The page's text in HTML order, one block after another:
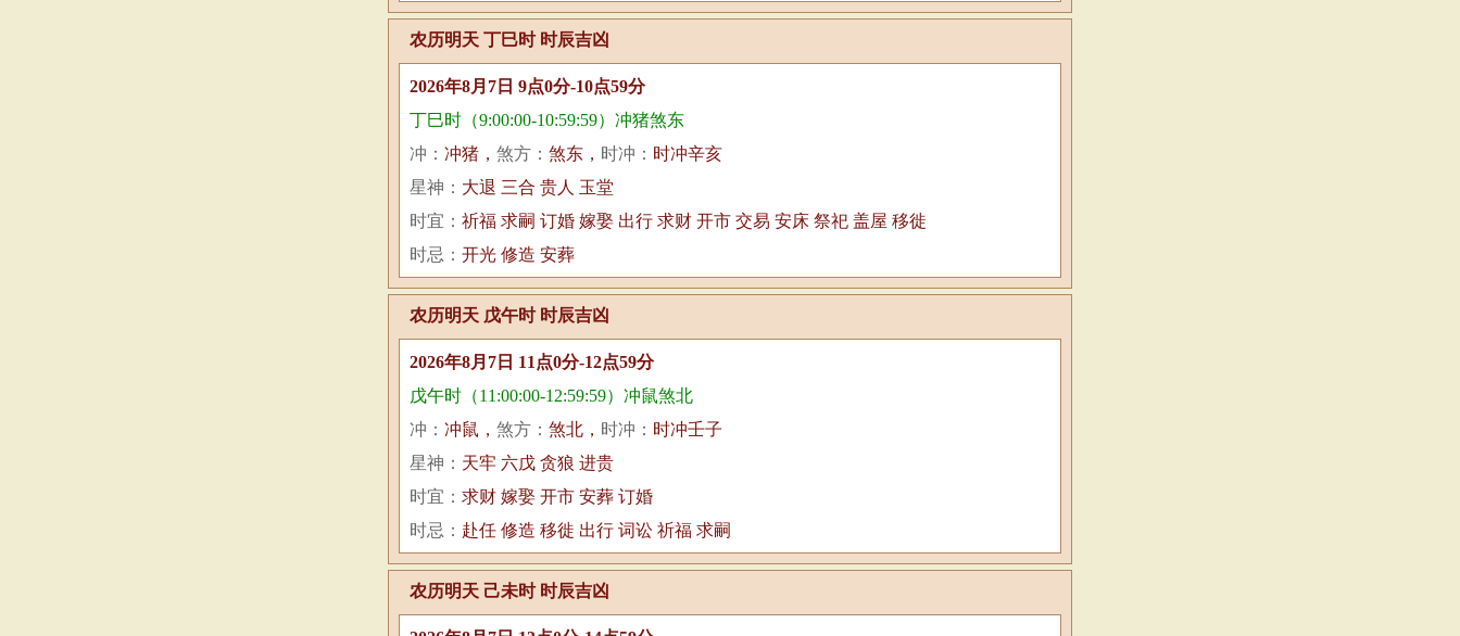
农历明天 丁巳时 时辰吉凶
2026年8月7日 9点0分-10点59分
丁巳时（9:00:00-10:59:59）冲猪煞东
冲： 冲猪， 煞方： 煞东， 时冲： 时冲辛亥
星神： 大退 三合 贵人 玉堂
时宜： 祈福 求嗣 订婚 嫁娶 出行 求财 开市 交易 安床 祭祀 盖屋 移徙
时忌： 开光 修造 安葬
农历明天 戊午时 时辰吉凶
2026年8月7日 11点0分-12点59分
戊午时（11:00:00-12:59:59）冲鼠煞北
冲： 冲鼠， 煞方： 煞北， 时冲： 时冲壬子
星神： 天牢 六戊 贪狼 进贵
时宜： 求财 嫁娶 开市 安葬 订婚
时忌： 赴任 修造 移徙 出行 词讼 祈福 求嗣
农历明天 己未时 时辰吉凶